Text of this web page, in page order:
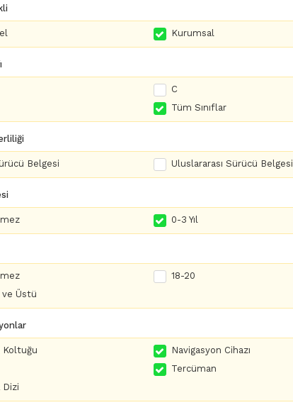
Kurumsal
C
Tüm Sınıflar
Belgesi Uluslararası Sürücü Belgesi
0-3 Yıl
18-20
ve Üstü
Koltuğu Navigasyon Cihazı
Tercüman
Dizi